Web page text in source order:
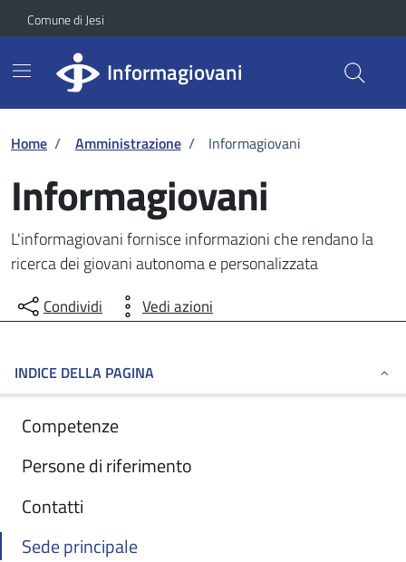
Skip to Main Content
Vai ai contenuti
Vai al footer
Comune di Jesi
Informagiovani
Home / Amministrazione / Informagiovani
Informagiovani
L'informagiovani fornisce informazioni che rendano la
ricerca dei giovani autonoma e personalizzata
Condividi Vedi azioni
INDICE DELLA PAGINA
Competenze
Persone di riferimento
Contatti
Sede principale